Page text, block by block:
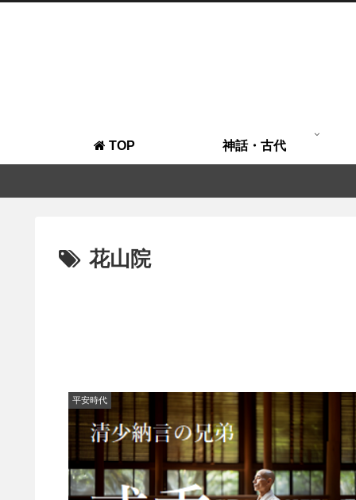
TOP 神話・古代
花山院
平安時代